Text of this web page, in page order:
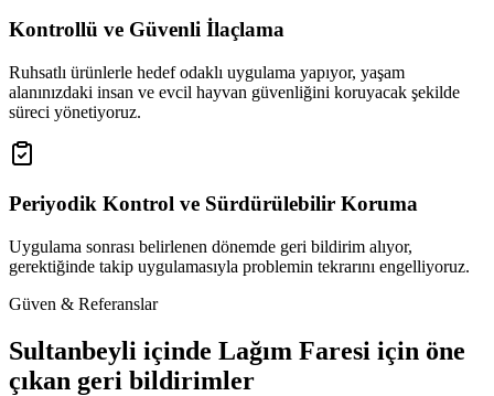
Kontrollü ve Güvenli İlaçlama
Ruhsatlı ürünlerle hedef odaklı uygulama yapıyor, yaşam
alanınızdaki insan ve evcil hayvan güvenliğini koruyacak şekilde
süreci yönetiyoruz.
Periyodik Kontrol ve Sürdürülebilir Koruma
Uygulama sonrası belirlenen dönemde geri bildirim alıyor,
gerektiğinde takip uygulamasıyla problemin tekrarını engelliyoruz.
Güven & Referanslar
Sultanbeyli içinde Lağım Faresi için öne
çıkan geri bildirimler